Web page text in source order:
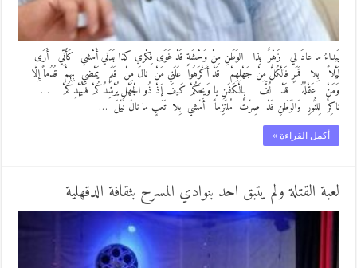
بَيداءُ ما عادَ لي زَهْرٌ بِذا الوَطَنِ مِنْ وَحْشَةٍ قَدْ غَوَى فِكْري كذا بَدَني أَمْشي كَأَنِّي أَرَى
لَيْلاً بِلا قَمَرٍ فَالْكُلُّ مِنْ جَهْلِهِمْ قَدْ أَكْرَهُوا عَلَني مَنْ نالَ مِنْ قَلَمٍ يَمْضي بِهِمْ قُدُماً إِلَّا
وَمَنْ عَقْلُهُ قَدْ لُفَّ بِالْكَفَنِ يا وَيحَكُمْ كَيفَ إَذْ ذُو الْجَهْلِ يُرْشِدُكُمْ فَلْيُهْدِكُمْ …
ناكِرٌ لِلنُّورِ وَالْوَطَنِ قَدْ صِرْتُ مُلْتَزِماً أَمْشي بِلا تَعَبٍ ما نالَ نَيْلَ …
أكمل القراءة »
لعبة القتلة ولم يتبق احد بنوادي المسرح بثقافة الدقهلية